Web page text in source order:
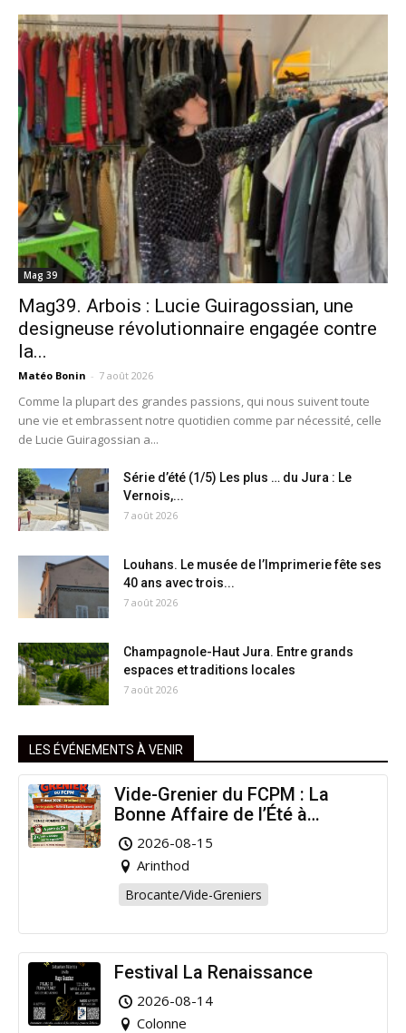
Mag 39
Mag39. Arbois : Lucie Guiragossian, une
designeuse révolutionnaire engagée contre
la...
Matéo Bonin - 7 août 2026
Comme la plupart des grandes passions, qui nous suivent toute
une vie et embrassent notre quotidien comme par nécessité, celle
de Lucie Guiragossian a...
Série d’été (1/5) Les plus … du Jura : Le
Vernois,...
7 août 2026
Louhans. Le musée de l’Imprimerie fête ses
40 ans avec trois...
7 août 2026
Champagnole-Haut Jura. Entre grands
espaces et traditions locales
7 août 2026
LES ÉVÉNEMENTS À VENIR
Vide-Grenier du FCPM : La
Bonne Affaire de l’Été à
Arinthod !
2026-08-15
Arinthod
Brocante/Vide-Greniers
Festival La Renaissance
2026-08-14
Colonne